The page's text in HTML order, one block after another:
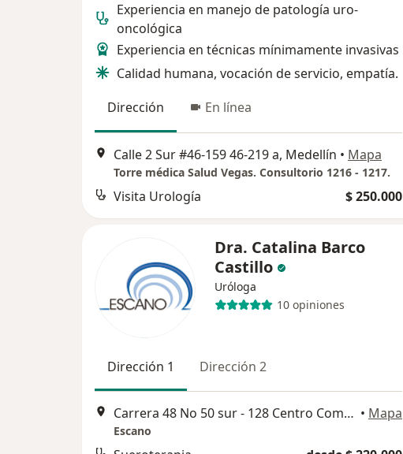
Experiencia en manejo de patología uro-
oncológica
Experiencia en técnicas mínimamente invasivas
Calidad humana, vocación de servicio, empatía.
Dirección
En línea
Calle 2 Sur #46-159 46-219 a, Medellín • Mapa
Torre médica Salud Vegas. Consultorio 1216 - 1217.
Visita Urología $ 250.000
Dra. Catalina Barco
Castillo
Uróloga
10 opiniones
Dirección 1 Dirección 2
Carrera 48 No 50 sur - 128 Centro Comercial Mayorca, Medellín • Mapa
Escano